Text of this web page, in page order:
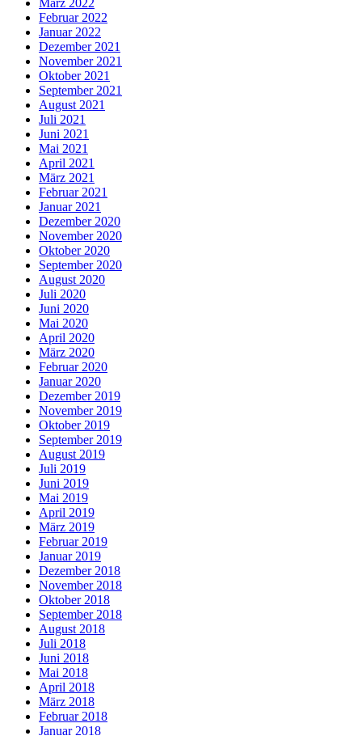
März 2022
Februar 2022
Januar 2022
Dezember 2021
November 2021
Oktober 2021
September 2021
August 2021
Juli 2021
Juni 2021
Mai 2021
April 2021
März 2021
Februar 2021
Januar 2021
Dezember 2020
November 2020
Oktober 2020
September 2020
August 2020
Juli 2020
Juni 2020
Mai 2020
April 2020
März 2020
Februar 2020
Januar 2020
Dezember 2019
November 2019
Oktober 2019
September 2019
August 2019
Juli 2019
Juni 2019
Mai 2019
April 2019
März 2019
Februar 2019
Januar 2019
Dezember 2018
November 2018
Oktober 2018
September 2018
August 2018
Juli 2018
Juni 2018
Mai 2018
April 2018
März 2018
Februar 2018
Januar 2018